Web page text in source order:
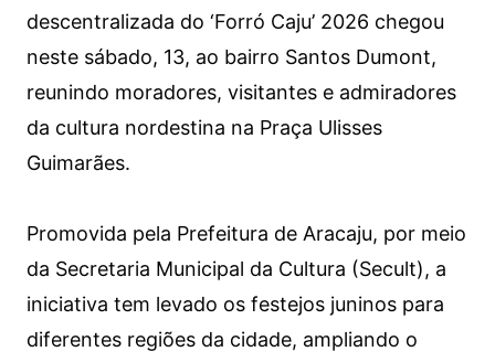
descentralizada do ‘Forró Caju’ 2026 chegou
neste sábado, 13, ao bairro Santos Dumont,
reunindo moradores, visitantes e admiradores
da cultura nordestina na Praça Ulisses
Guimarães.
Promovida pela Prefeitura de Aracaju, por meio
da Secretaria Municipal da Cultura (Secult), a
iniciativa tem levado os festejos juninos para
diferentes regiões da cidade, ampliando o